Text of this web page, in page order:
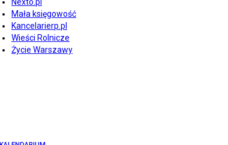
Mała księgowość
Kancelarierp.pl
Wieści Rolnicze
Życie Warszawy